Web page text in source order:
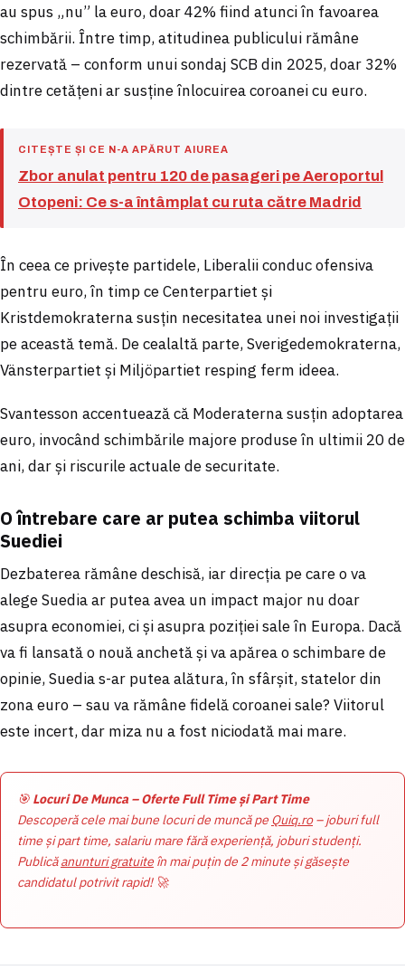
au spus „nu” la euro, doar 42% fiind atunci în favoarea
schimbării. Între timp, atitudinea publicului rămâne
rezervată – conform unui sondaj SCB din 2025, doar 32%
dintre cetățeni ar susține înlocuirea coroanei cu euro.
CITEȘTE ȘI CE N-A APĂRUT AIUREA
Zbor anulat pentru 120 de pasageri pe Aeroportul
Otopeni: Ce s-a întâmplat cu ruta către Madrid
În ceea ce privește partidele, Liberalii conduc ofensiva
pentru euro, în timp ce Centerpartiet și
Kristdemokraterna susțin necesitatea unei noi investigații
pe această temă. De cealaltă parte, Sverigedemokraterna,
Vänsterpartiet și Miljöpartiet resping ferm ideea.
Svantesson accentuează că Moderaterna susțin adoptarea
euro, invocând schimbările majore produse în ultimii 20 de
ani, dar și riscurile actuale de securitate.
O întrebare care ar putea schimba viitorul
Suediei
Dezbaterea rămâne deschisă, iar direcția pe care o va
alege Suedia ar putea avea un impact major nu doar
asupra economiei, ci și asupra poziției sale în Europa. Dacă
va fi lansată o nouă anchetă și va apărea o schimbare de
opinie, Suedia s-ar putea alătura, în sfârșit, statelor din
zona euro – sau va rămâne fidelă coroanei sale? Viitorul
este incert, dar miza nu a fost niciodată mai mare.
🎯 Locuri De Munca – Oferte Full Time și Part Time
Descoperă cele mai bune locuri de muncă pe Quiq.ro– joburi full
time și part time, salariu mare fără experiență, joburi studenți.
Publicăanunturi gratuite în mai puțin de 2 minute și găsește
candidatul potrivit rapid! 🚀